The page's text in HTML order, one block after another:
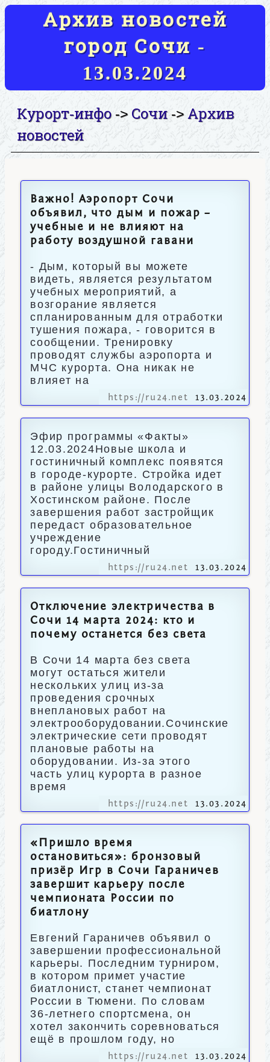
Архив новостей
город Сочи -
13.03.2024
Курорт-инфо-> Сочи->Архив
новостей
Важно! Аэропорт Сочи
объявил, что дым и пожар –
учебные и не влияют на
работу воздушной гавани
- Дым, который вы можете
видеть, является результатом
учебных мероприятий, а
возгорание является
спланированным для отработки
тушения пожара, - говорится в
сообщении. Тренировку
проводят службы аэропорта и
МЧС курорта. Она никак не
влияет на
https://ru24.net 13.03.2024
Эфир программы «Факты»
12.03.2024Новые школа и
гостиничный комплекс появятся
в городе-курорте. Стройка идет
в районе улицы Володарского в
Хостинском районе. После
завершения работ застройщик
передаст образовательное
учреждение
городу.Гостиничный
https://ru24.net 13.03.2024
Отключение электричества в
Сочи 14 марта 2024: кто и
почему останется без света
В Сочи 14 марта без света
могут остаться жители
нескольких улиц из-за
проведения срочных
внеплановых работ на
электрооборудовании.Сочинские
электрические сети проводят
плановые работы на
оборудовании. Из-за этого
часть улиц курорта в разное
время
https://ru24.net 13.03.2024
«Пришло время
остановиться»: бронзовый
призёр Игр в Сочи Гараничев
завершит карьеру после
чемпионата России по
биатлону
Евгений Гараничев объявил о
завершении профессиональной
карьеры. Последним турниром,
в котором примет участие
биатлонист, станет чемпионат
России в Тюмени. По словам
36-летнего спортсмена, он
хотел закончить соревноваться
ещё в прошлом году, но
https://ru24.net 13.03.2024